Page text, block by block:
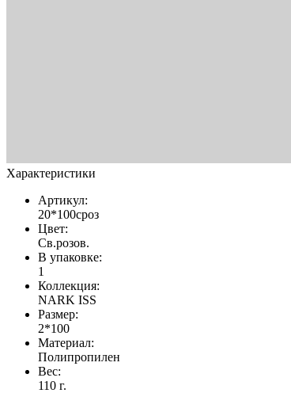
Характеристики
Артикул:
20*100сроз
Цвет:
Св.розов.
В упаковке:
1
Коллекция:
NARK ISS
Размер:
2*100
Материал:
Полипропилен
Вес:
110 г.